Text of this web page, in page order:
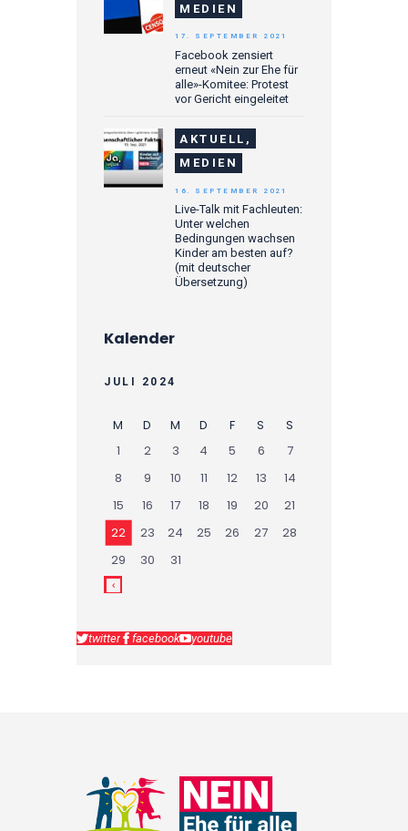
MEDIEN
Facebook zensiert
erneut «Nein zur Ehe für
alle»-Komitee: Protest
vor Gericht eingeleitet
17. SEPTEMBER 2021
AKTUELL,
MEDIEN
Live-Talk mit Fachleuten:
Unter welchen
Bedingungen wachsen
Kinder am besten auf?
(mit deutscher
Übersetzung)
16. SEPTEMBER 2021
Kalender
JULI 2024
M D M D F S
S
1
2 3 4 5 6
7
8
9 10 11 12 13
14
15
16 17 18 19 20
21
22
23 24 25 26 27
28
29
30 31
twitter facebook youtube